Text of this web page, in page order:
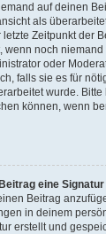
auf deinen
als
Zeitpunkt der
wenn noch
oder
falls sie es für
wurde.
können, wenn
eine
Beitrag
in deinem
erstellt und